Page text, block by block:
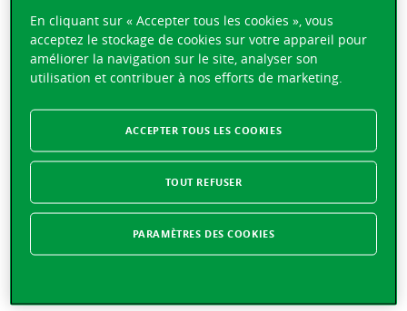
de 15,9 % par rapport au 30 juin 2023.
Chiffre d’affaires en progression de 8,1 % à CHF
1’053,1 millions, dont une croissance des primes
émises brutes dans les affaires non-vie de 5,3 %. Tous
participent à cette croissance.
Très bon résultat des placements avec un rendement
non annualisé de 1,9 % contre 1,7 % un an
Ratio combiné à 98,3 % contre 96,6 % au 31 décembre
2023.
Forte capitalisation du Groupe avec un taux SST de
En cliquant sur « Accepter tous les cookies », vous
acceptez le stockage de cookies sur votre appareil pour
améliorer la navigation sur le site, analyser son
utilisation et contribuer à nos efforts de marketing.
TOUT REFUSER
ACCEPTER TOUS LES COOKIES
PARAMÈTRES DES COOKIES